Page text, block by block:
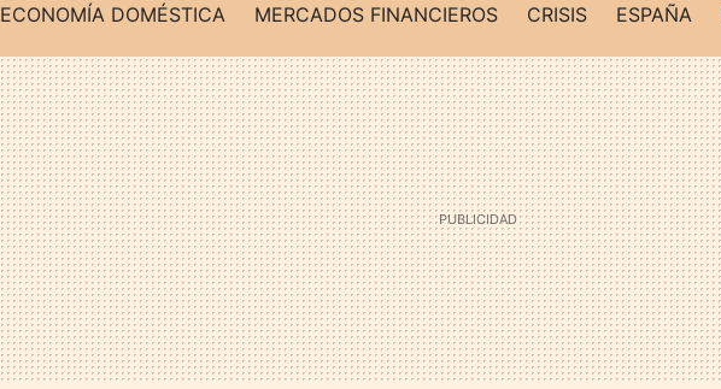
ECONOMÍA DOMÉSTICA MERCADOS FINANCIEROS CRISIS ESPAÑA